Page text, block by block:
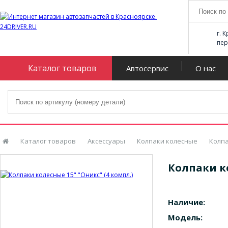
г.
Каталог товаров Автосервис О нас
Каталог товаров Аксессуары Колпаки колесные
Колпаки
Наличие:
Модель: